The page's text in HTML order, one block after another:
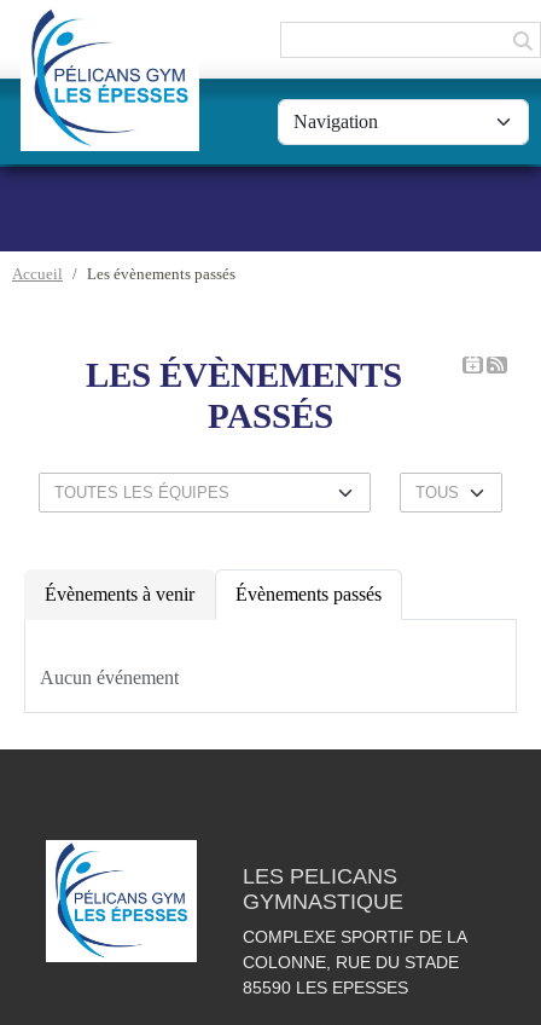
Accueil Les évènements passés
LES ÉVÈNEMENTS
PASSÉS
Évènements à venir Évènements passés
Aucun événement
LES PELICANS
GYMNASTIQUE
COMPLEXE SPORTIF DE LA
COLONNE, RUE DU STADE
85590 LES EPESSES
Panneau de gestion des cookies